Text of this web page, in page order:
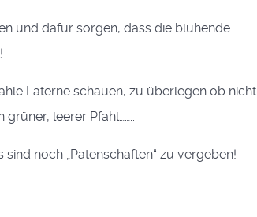
und dafür sorgen, dass die blühende
Laterne schauen, zu überlegen ob nicht
leerer Pfahl……..
noch „Patenschaften“ zu vergeben!